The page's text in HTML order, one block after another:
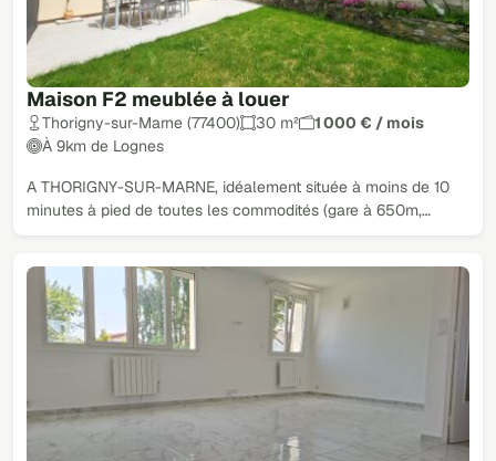
Maison F2 meublée à louer
Thorigny-sur-Marne (77400) 30 m²
1 000 € / mois
À 9km de Lognes
A THORIGNY-SUR-MARNE, idéalement située à moins de 10
minutes à pied de toutes les commodités (gare à 650m,…